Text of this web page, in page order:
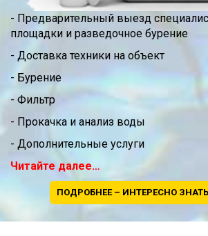
- Предварительный выезд
площадки и разведочное бурение
- Доставка техники на объект
- Бурение
- Фильтр
- Прокачка и анализ воды
- Дополнительные услуги
Читайте далее…
ПОДРОБНЕЕ – ИНТЕРЕСНО